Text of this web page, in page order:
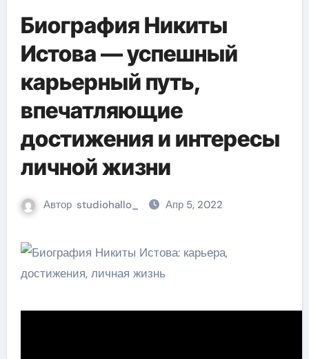
Биография Никиты
Истова — успешный
карьерный путь,
впечатляющие
достижения и интересы
личной жизни
Автор studiohallo_ Апр 5, 2022